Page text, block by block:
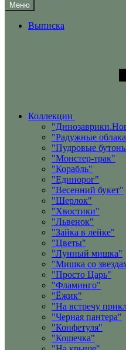
Меню
Выписка
Коллекции
"Радужные
"Пудровые
"Монстер-трак"
"Корабль"
"Единорог"
"Весенний букет"
"Шерлок"
"Хвостики"
"Львенок"
"Зайка в лейке"
"Цветы"
"Лунный мишка"
"Мишка со
"Просто Царь"
"Фламинго"
"Ёжик"
"На встречу
"Черная пантера"
"Конфетуля"
"Кошечка"